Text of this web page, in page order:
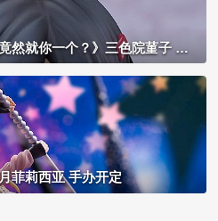
个？》三色院菫子 黏土人手办开定
菲莉西亚 手办开定